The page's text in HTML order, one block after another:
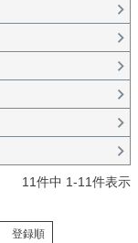
11件中 1-11件表示
登録順